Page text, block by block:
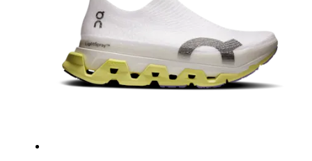
Quadril
Meça ao redor da parte mais larga do quadril.
Coxa
Fique em pé, com os pés abertos na largura